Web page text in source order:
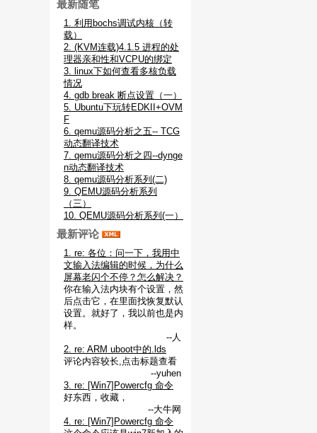
最新随笔
1. 利用bochs调试内核（转
载）
2. (KVM连载)4.1.5 进程的处
理器亲和性和VCPU的绑定
3. linux下如何查看多核负载
情况
4. gdb break 断点设置（一）
5. Ubuntu下玩转EDKII+OVM
F
6. qemu源码分析之五-- TCG
动态翻译技术
7. qemu源码分析之四--dynge
n动态翻译技术
8. qemu源码分析系列(二)
9. QEMU源码分析系列
（三）
10. QEMU源码分析系列(一）
最新评论
1. re: 各位：问一下，我用中
文输入法编辑的时候，为什么
屏幕老闪个不停？怎么解决？
你在输入法内块有个设置，然
后点击它，在里面找恢复默认
设置。就好了，我以前也是内
样。
--人
2. re: ARM uboot中的.lds
评论内容较长,点击标题查看
--yuhen
3. re: [Win7]Powercfg 命令
好东西，收藏，
--大牛网
4. re: [Win7]Powercfg 命令